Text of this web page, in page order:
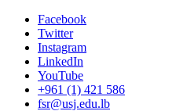
Facebook
Twitter
Instagram
LinkedIn
YouTube
+961 (1) 421 586
fsr@usj.edu.lb